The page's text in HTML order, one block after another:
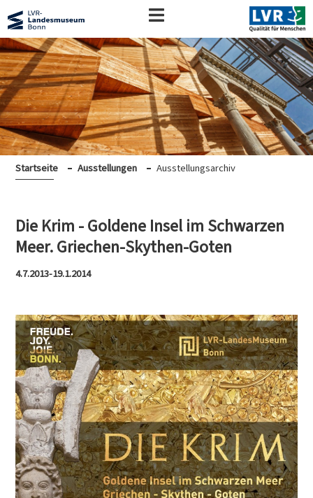
Startseite Ausstellungen Ausstellungsarchiv
Die Krim - Goldene Insel im Schwarzen
Meer. Griechen-Skythen-Goten
4.7.2013-19.1.2014